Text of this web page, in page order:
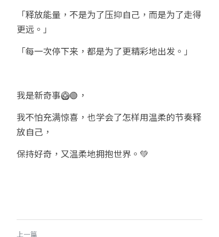
「释放能量，不是为了压抑自己，而是为了走得
更远。」
「每一次停下来，都是为了更精彩地出发。」
我是新奇事🥝🟢，
我不怕充满惊喜，也学会了怎样用温柔的节奏释
放自己，
保持好奇，又温柔地拥抱世界。💚
上一篇